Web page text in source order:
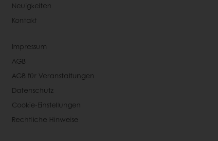
Neuigkeiten
Kontakt
Impressum
AGB
AGB für Veranstaltungen
Datenschutz
Cookie-Einstellungen
Rechtliche Hinweise